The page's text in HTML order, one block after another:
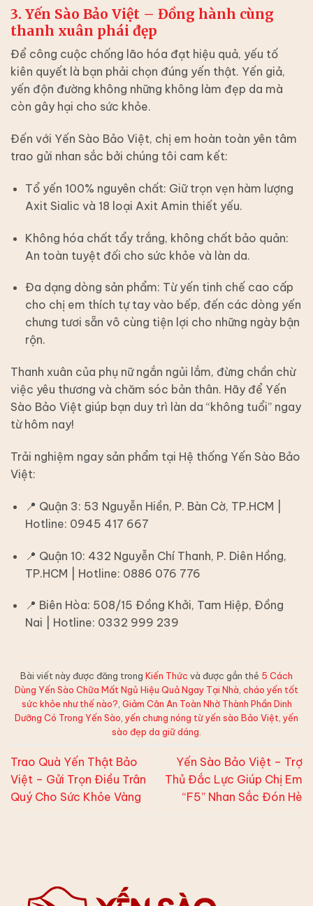
3. Yến Sào Bảo Việt – Đồng hành cùng
thanh xuân phái đẹp
Để công cuộc chống lão hóa đạt hiệu quả, yếu tố
kiên quyết là bạn phải chọn đúng yến thật. Yến giả,
yến độn đường không những không làm đẹp da mà
còn gây hại cho sức khỏe.
Đến với Yến Sào Bảo Việt, chị em hoàn toàn yên tâm
trao gửi nhan sắc bởi chúng tôi cam kết:
Tổ yến 100% nguyên chất: Giữ trọn vẹn hàm lượng
Axit Sialic và 18 loại Axit Amin thiết yếu.
Không hóa chất tẩy trắng, không chất bảo quản:
An toàn tuyệt đối cho sức khỏe và làn da.
Đa dạng dòng sản phẩm: Từ yến tinh chế cao cấp
cho chị em thích tự tay vào bếp, đến các dòng yến
chưng tươi sẵn vô cùng tiện lợi cho những ngày bận
rộn.
Thanh xuân của phụ nữ ngắn ngủi lắm, đừng chần chừ
việc yêu thương và chăm sóc bản thân. Hãy để Yến
Sào Bảo Việt giúp bạn duy trì làn da “không tuổi” ngay
từ hôm nay!
Trải nghiệm ngay sản phẩm tại Hệ thống Yến Sào Bảo
Việt:
📍 Quận 3: 53 Nguyễn Hiền, P. Bàn Cờ, TP.HCM |
Hotline: 0945 417 667
📍 Quận 10: 432 Nguyễn Chí Thanh, P. Diên Hồng,
TP.HCM | Hotline: 0886 076 776
📍 Biên Hòa: 508/15 Đồng Khởi, Tam Hiệp, Đồng
Nai | Hotline: 0332 999 239
Bài viết này được đăng trong Kiến Thức và được gắn thẻ 5 Cách
Dùng Yến Sào Chữa Mất Ngủ Hiệu Quả Ngay Tại Nhà cháo yến tốt
sức khỏe như thế nào? Giảm Cân An Toàn Nhờ Thành Phần Dinh
Dưỡng Có Trong Yến Sào yến chưng nóng từ yến sào Bảo Việt yến
sào đẹp da giữ dáng
Trao Quà Yến Thật Bảo
Việt – Gửi Trọn Điều Trân
Quý Cho Sức Khỏe Vàng
Yến Sào Bảo Việt – Trợ
Thủ Đắc Lực Giúp Chị Em
“F5” Nhan Sắc Đón Hè